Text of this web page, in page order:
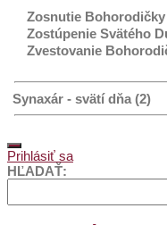
Zosnutie Bohorodičky
Zostúpenie Svätého
Zvestovanie
Synaxár - svätí dňa (2)
Prihlásiť sa
HĽADAŤ: